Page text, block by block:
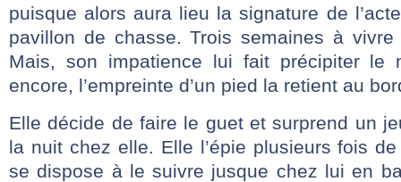
puisque alors aura lieu la signature de
pavillon de chasse. Trois semaines à
Mais, son impatience lui fait précipiter le
encore, l’empreinte d’un pied la retient au
Elle décide de faire le guet et surprend un
la nuit chez elle. Elle l’épie plusieurs fois
se dispose à le suivre jusque chez lui en